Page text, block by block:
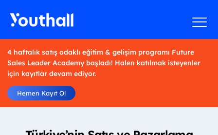
4 haftalık satış odaklı eğitim & gelişim programı Future
Sales Leader Academy başladı! Halen katılmak isteyenler
için kayıtlar devam ediyor.
Hemen Kayıt Ol